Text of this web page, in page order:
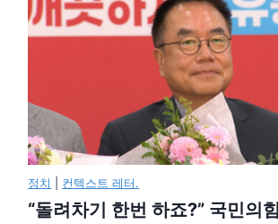
정치 컨텍스트 레터.
“돌려차기 한번 하죠?” 국민의